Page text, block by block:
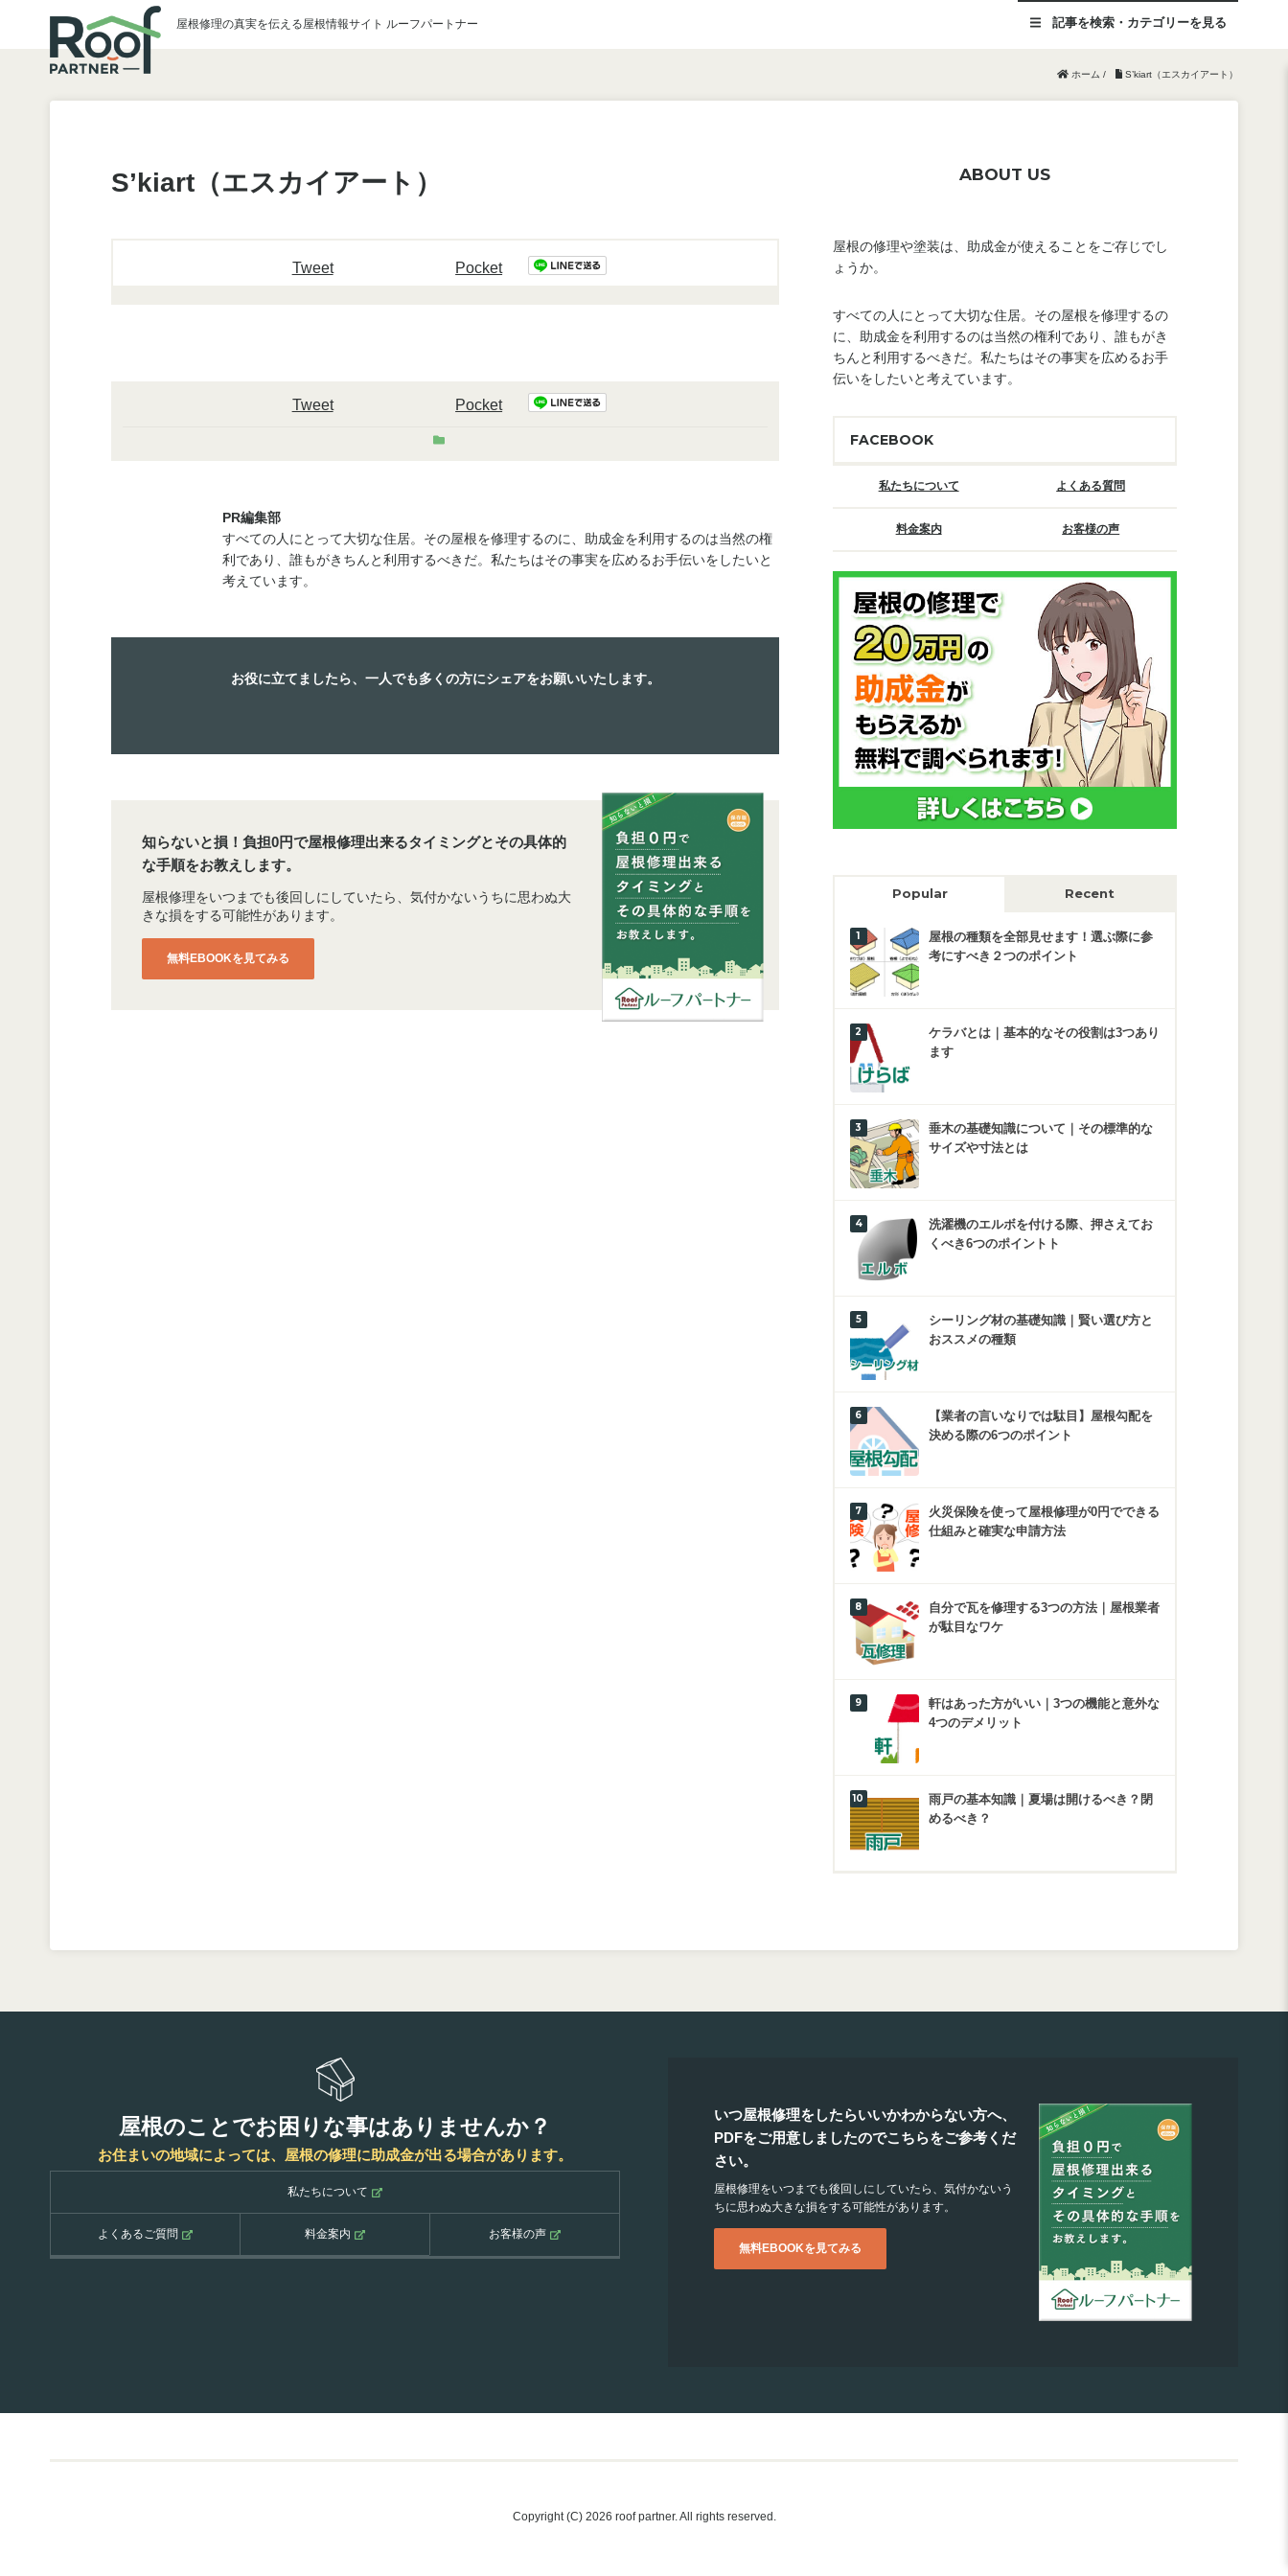
屋根修理の真実を伝える屋根情報サイト ルーフパートナー 記事を検索・カテゴリーを見る
ホーム / S’kiart（エスカイアート）
S’kiart（エスカイアート）
Tweet Pocket
Tweet Pocket
PR編集部
すべての人にとって大切な住居。その屋根を修理するのに、助成金を利用するのは当然の権
利であり、誰もがきちんと利用するべきだ。私たちはその事実を広めるお手伝いをしたいと
考えています。
お役に立てましたら、一人でも多くの方にシェアをお願いいたします。
知らないと損！負担0円で屋根修理出来るタイミングとその具体的
な手順をお教えします。
屋根修理をいつまでも後回しにしていたら、気付かないうちに思わぬ大
きな損をする可能性があります。
無料EBOOKを見てみる
ABOUT US
屋根の修理や塗装は、助成金が使えることをご存じでし
ょうか。
すべての人にとって大切な住居。その屋根を修理するの
に、助成金を利用するのは当然の権利であり、誰もがき
ちんと利用するべきだ。私たちはその事実を広めるお手
伝いをしたいと考えています。
FACEBOOK
私たちについて よくある質問
料金案内 お客様の声
Popular Recent
屋根の種類を全部見せます！選ぶ際に参
考にすべき２つのポイント
ケラバとは｜基本的なその役割は3つあり
ます
垂木の基礎知識について｜その標準的な
サイズや寸法とは
洗濯機のエルボを付ける際、押さえてお
くべき6つのポイントト
シーリング材の基礎知識｜賢い選び方と
おススメの種類
【業者の言いなりでは駄目】屋根勾配を
決める際の6つのポイント
火災保険を使って屋根修理が0円でできる
仕組みと確実な申請方法
自分で瓦を修理する3つの方法｜屋根業者
が駄目なワケ
軒はあった方がいい｜3つの機能と意外な
4つのデメリット
雨戸の基本知識｜夏場は開けるべき？閉
めるべき？
屋根のことでお困りな事はありませんか？
お住まいの地域によっては、屋根の修理に助成金が出る場合があります。
私たちについて
よくあるご質問 料金案内 お客様の声
いつ屋根修理をしたらいいかわからない方へ、
PDFをご用意しましたのでこちらをご参考くだ
さい。
屋根修理をいつまでも後回しにしていたら、気付かないう
ちに思わぬ大きな損をする可能性があります。
無料EBOOKを見てみる
Copyright (C) 2026 roof partner. All rights reserved.